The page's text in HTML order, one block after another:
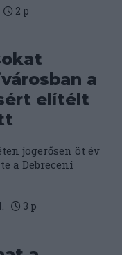
2 p
a
elítélt
jogerősen öt év
a Debreceni
3 p